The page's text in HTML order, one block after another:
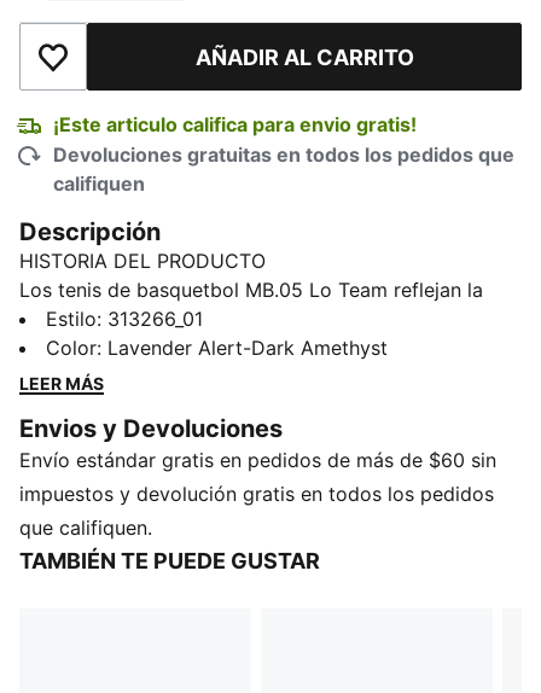
Añadir a la lista de deseosAÑADIR AL CARRITO
¡Este articulo califica para envio gratis!
Devoluciones gratuitas en todos los pedidos que
califiquen
Descripción
HISTORIA DEL PRODUCTO
Los tenis de basquetbol MB.05 Lo Team reflejan la
mentalidad de estrella de rock de LaMelo Ball con un
perfil bajo, líneas definidas y una actitud audaz. Los
detalles de los Melo presentan un estilo de estrella del
un logotipo extraterrestre en el talón.
CARACTERÍSTICAS Y BENEFICIOS
El empeine está fabricado con al menos un 30 % de
materiales reciclados
DETALLES
Estilo: 313266_01
Color: Lavender Alert-Dark Amethyst
LEER MÁS
Envios y Devoluciones
Envío estándar gratis en pedidos de más de $60 sin
impuestos y devolución gratis en todos los pedidos
que califiquen.
TAMBIÉN TE PUEDE GUSTAR